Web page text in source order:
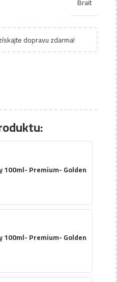
dopravu zdarma!
Premium- Golden
Premium- Golden